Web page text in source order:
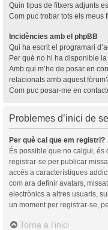
Quin tipus de fitxers adjunts
Com puc trobar tots els meus
Incidències amb el phpBB
Qui ha escrit el programari
Per què no hi ha disponible
Amb qui m’he de posar en
relacionats amb aquest
Com puc posar-me en
Problemes d’inici de
Per què cal que em registri?
És possible que no calgui, és
registrar-se per publicar
accés a característiques
com ara definir avatars,
electrònics a altres usuaris,
un moment per registrar-se,
Torna a l’inici